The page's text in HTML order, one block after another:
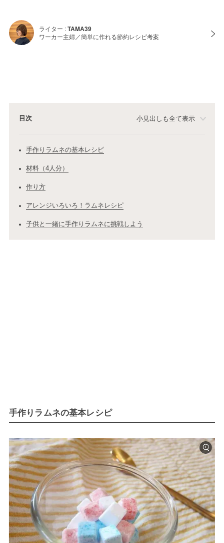
ライター :TAMA39
ワーカー主婦／簡単に作れる節約レシピ考案
目次 小見出しも全て表示
手作りラムネの基本レシピ
材料（4人分）
作り方
アレンジいろいろ！ラムネレシピ
子供と一緒に手作りラムネに挑戦しよう
手作りラムネの基本レシピ